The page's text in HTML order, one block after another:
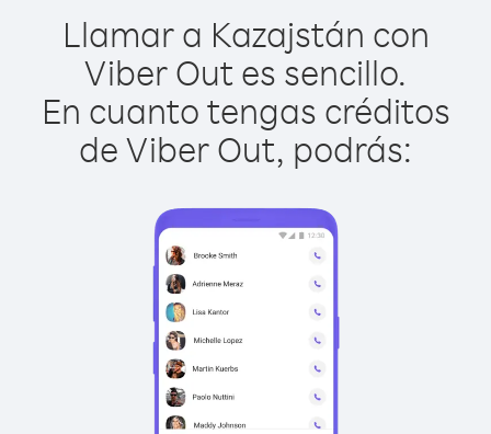
Llamar a Kazajstán con
Viber Out es sencillo.
En cuanto tengas créditos
de Viber Out, podrás: